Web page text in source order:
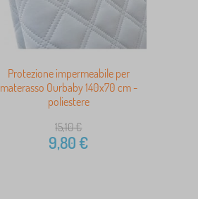
Protezione impermeabile per
materasso Ourbaby 140x70 cm -
poliestere
15,10€
9,80€